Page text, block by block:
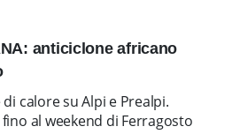
anticiclone africano
calore su Alpi e Prealpi.
al weekend di Ferragosto